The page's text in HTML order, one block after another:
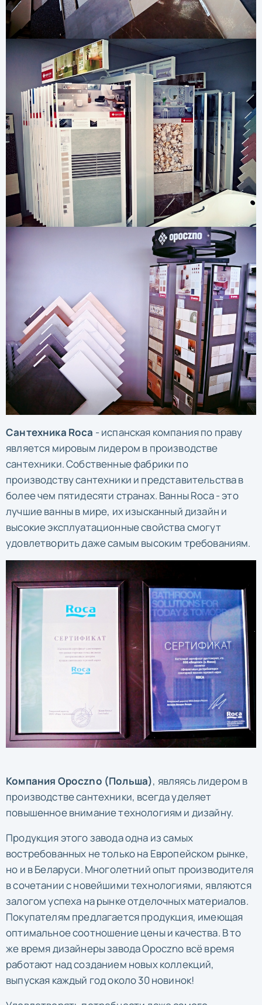
Сантехника Roca - испанская компания по праву
является мировым лидером в производстве
сантехники. Собственные фабрики по
производству сантехники и представительства в
более чем пятидесяти странах. Ванны Roca - это
лучшие ванны в мире, их изысканный дизайн и
высокие эксплуатационные свойства смогут
удовлетворить даже самым высоким требованиям.
Компания Opoczno (Польша), являясь лидером в
производстве сантехники, всегда уделяет
повышенное внимание технологиям и дизайну.
Продукция этого завода одна из самых
востребованных не только на Европейском рынке,
но и в Беларуси. Многолетний опыт производителя
в сочетании с новейшими технологиями, являются
залогом успеха на рынке отделочных материалов.
Покупателям предлагается продукция, имеющая
оптимальное соотношение цены и качества. В то
же время дизайнеры завода Opoczno всё время
работают над созданием новых коллекций,
выпуская каждый год около 30 новинок!